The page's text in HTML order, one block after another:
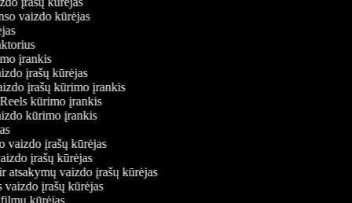
vaizdo kūrėjas
įrankis
įrašų kūrėjas
įrašų kūrimo įrankis
Reels kūrimo įrankis
kūrimo įrankis
vaizdo įrašų kūrėjas
įrašų kūrėjas
atsakymų vaizdo įrašų kūrėjas
vaizdo įrašų kūrėjas